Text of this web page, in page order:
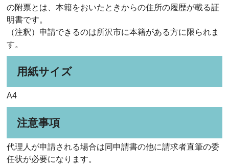
の附票とは、本籍をおいたときからの住所の履歴が載る証
明書です。
（注釈）申請できるのは所沢市に本籍がある方に限られま
す。
用紙サイズ
A4
注意事項
代理人が申請される場合は同申請書の他に請求者直筆の委
任状が必要になります。